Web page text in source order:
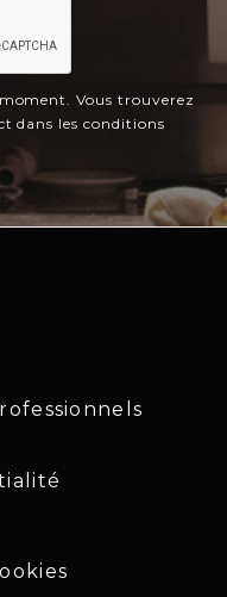
Vous trouverez
dans les conditions